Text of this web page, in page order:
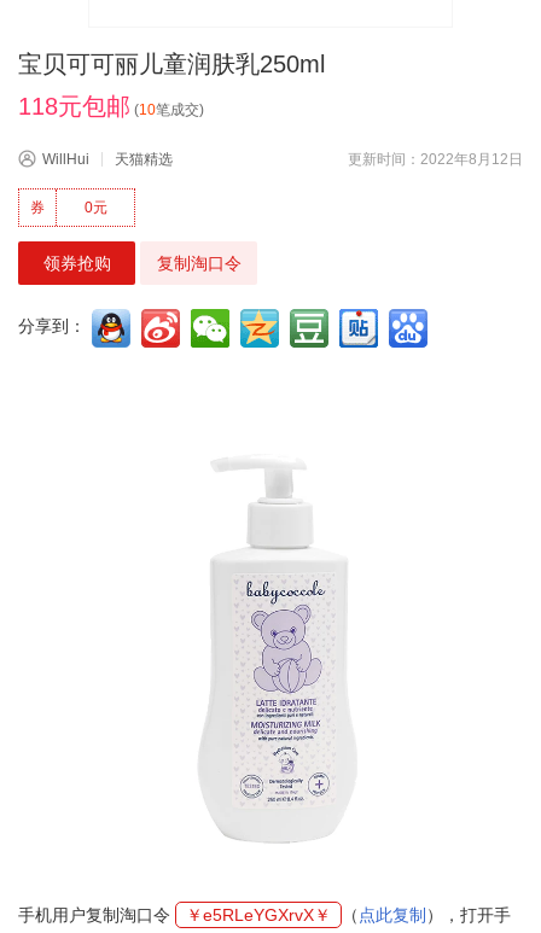
宝贝可可丽儿童润肤乳250ml
118元包邮 (10笔成交)
WillHui 天猫精选 更新时间：2022年8月12日
0元
券
领券抢购 复制淘口令
分享到：
手机用户复制淘口令 ￥e5RLeYGXrvX￥ （ 点此复制 ），打开手